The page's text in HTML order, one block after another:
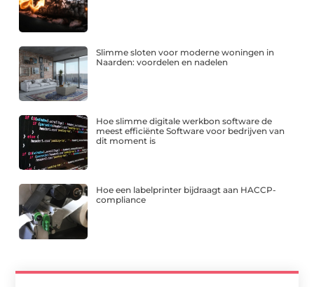
Slimme sloten voor moderne woningen in
Naarden: voordelen en nadelen
Hoe slimme digitale werkbon software de
meest efficiënte Software voor bedrijven van
dit moment is
Hoe een labelprinter bijdraagt aan HACCP-
compliance